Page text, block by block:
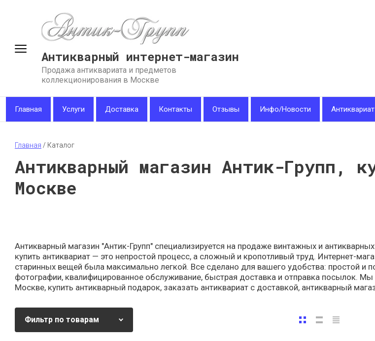
Антикварный интернет-магазин
Продажа антиквариата и предметов
коллекционирования в Москве
Главная Услуги Доставка Контакты Отзывы Инфо/Новости
Главная / Каталог
Антикварный магазин Антик-Групп,
Москве
Антикварный магазин "Антик-Групп" специализируется на продаже винтажных и
купить антиквариат — это непростой процесс, а сложный и кропотливый труд. Интернет-
старинных вещей была максимально легкой. Все сделано для вашего удобства: простой и
фотографии, квалифицированное обслуживание, быстрая доставка и отправка посылок.
Москве, купить антикварный подарок, заказать антиквариат с доставкой, антикварный
Фильтр по товарам